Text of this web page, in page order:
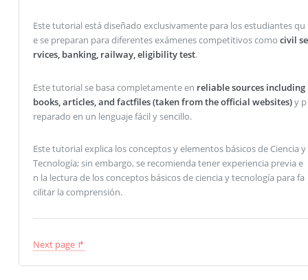
Este tutorial está diseñado exclusivamente para los estudiantes qu
e se preparan para diferentes exámenes competitivos como civil se
rvices, banking, railway, eligibility test.
Este tutorial se basa completamente en reliable sources including
books, articles, and factfiles (taken from the official websites)y p
reparado en un lenguaje fácil y sencillo.
Este tutorial explica los conceptos y elementos básicos de Ciencia y
Tecnología; sin embargo, se recomienda tener experiencia previa e
n la lectura de los conceptos básicos de ciencia y tecnología para fa
cilitar la comprensión.
Next page ↱